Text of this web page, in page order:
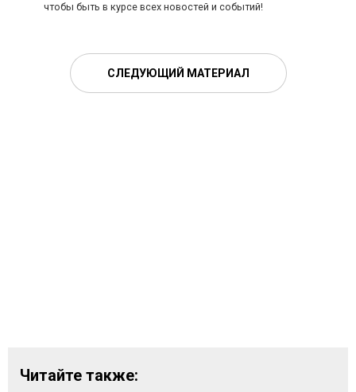
чтобы быть в курсе всех новостей и событий!
СЛЕДУЮЩИЙ МАТЕРИАЛ
Читайте также: